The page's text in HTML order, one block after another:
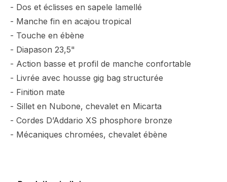
- Dos et éclisses en sapele lamellé
- Manche fin en acajou tropical
- Touche en ébène
- Diapason 23,5"
- Action basse et profil de manche confortable
- Livrée avec housse gig bag structurée
- Finition mate
- Sillet en Nubone, chevalet en Micarta
- Cordes D’Addario XS phosphore bronze
- Mécaniques chromées, chevalet ébène